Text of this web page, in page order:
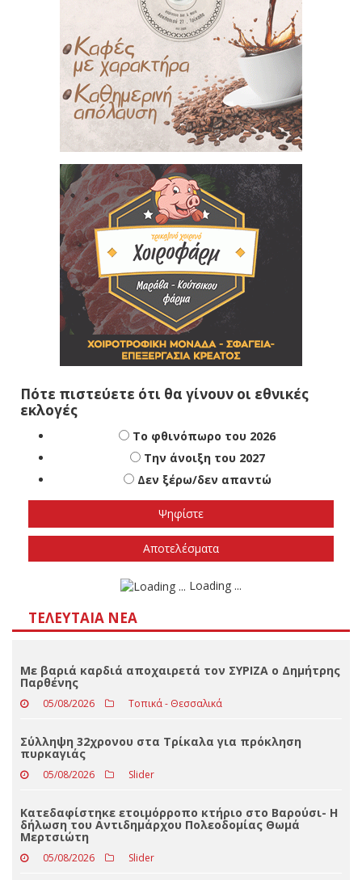
Πότε πιστεύετε ότι θα γίνουν οι εθνικές
εκλογές
Το φθινόπωρο του 2026
Την άνοιξη του 2027
Δεν ξέρω/δεν απαντώ
ΤΕΛΕΥΤΑΊΑ ΝΈΑ
Με βαριά καρδιά αποχαιρετά τον ΣΥΡΙΖΑ ο Δημήτρης
Παρθένης
05/08/2026 Τοπικά - Θεσσαλικά
Σύλληψη 32χρονου στα Τρίκαλα για πρόκληση
πυρκαγιάς
05/08/2026